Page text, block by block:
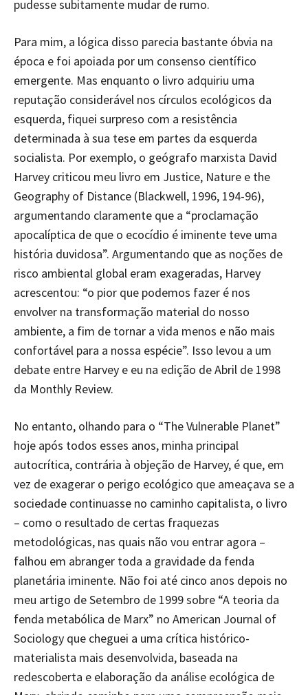
pudesse subitamente mudar de rumo.
Para mim, a lógica disso parecia bastante óbvia na
época e foi apoiada por um consenso científico
emergente. Mas enquanto o livro adquiriu uma
reputação considerável nos círculos ecológicos da
esquerda, fiquei surpreso com a resistência
determinada à sua tese em partes da esquerda
socialista. Por exemplo, o geógrafo marxista David
Harvey criticou meu livro em Justice, Nature e the
Geography of Distance (Blackwell, 1996, 194-96),
argumentando claramente que a “proclamação
apocalíptica de que o ecocídio é iminente teve uma
história duvidosa”. Argumentando que as noções de
risco ambiental global eram exageradas, Harvey
acrescentou: “o pior que podemos fazer é nos
envolver na transformação material do nosso
ambiente, a fim de tornar a vida menos e não mais
confortável para a nossa espécie”. Isso levou a um
debate entre Harvey e eu na edição de Abril de 1998
da Monthly Review.
No entanto, olhando para o “The Vulnerable Planet”
hoje após todos esses anos, minha principal
autocrítica, contrária à objeção de Harvey, é que, em
vez de exagerar o perigo ecológico que ameaçava se a
sociedade continuasse no caminho capitalista, o livro
– como o resultado de certas fraquezas
metodológicas, nas quais não vou entrar agora –
falhou em abranger toda a gravidade da fenda
planetária iminente. Não foi até cinco anos depois no
meu artigo de Setembro de 1999 sobre “A teoria da
fenda metabólica de Marx” no American Journal of
Sociology que cheguei a uma crítica histórico-
materialista mais desenvolvida, baseada na
redescoberta e elaboração da análise ecológica de